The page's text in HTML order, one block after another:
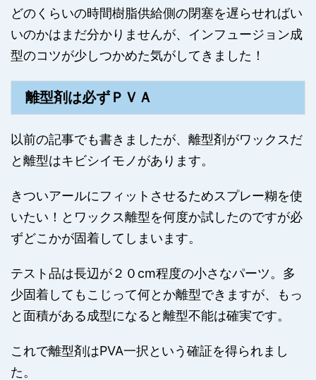
どのくらいの時間樹脂供給側の閉塞を遅らせればい
いのかはまだ分かりませんが、インフュージョン成
型のコツが少しつかめた気がしてきました！
離型剤は必ずＰＶＡ
以前の記事でも書きましたが、離型剤がワックスだ
と離型はキビシイモノがあります。
きついアールにフィットさせるためスプレー糊を使
いたい！とワックス離型を何度か試したのですが必
ずどこかが固着してしまいます。
テスト品は長辺が２０cm程度の小さなパーツ。多
少固着してもこじって何とか離型できますが、もっ
と面積がある成型になると離型不能は確実です。
これで離型剤はPVA一択という確証を得られまし
た。